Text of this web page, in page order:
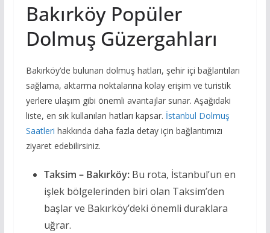
Bakırköy Popüler
Dolmuş Güzergahları
Bakırköy’de bulunan dolmuş hatları, şehir içi bağlantıları
sağlama, aktarma noktalarına kolay erişim ve turistik
yerlere ulaşım gibi önemli avantajlar sunar. Aşağıdaki
liste, en sık kullanılan hatları kapsar. İstanbul Dolmuş
Saatleri hakkında daha fazla detay için bağlantımızı
ziyaret edebilirsiniz.
Taksim – Bakırköy:Bu rota, İstanbul’un en
işlek bölgelerinden biri olan Taksim’den
başlar ve Bakırköy’deki önemli duraklara
uğrar.